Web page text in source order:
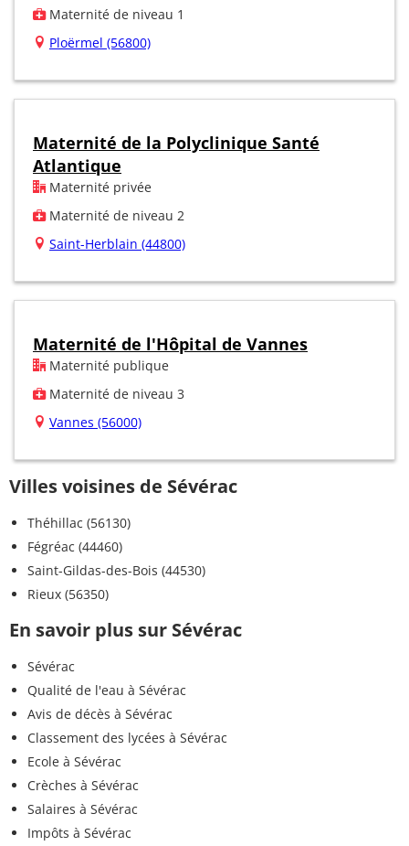
Maternité de niveau 1
Ploërmel (56800)
Maternité de la Polyclinique Santé
Atlantique
Maternité privée
Maternité de niveau 2
Saint-Herblain (44800)
Maternité de l'Hôpital de Vannes
Maternité publique
Maternité de niveau 3
Vannes (56000)
Villes voisines de Sévérac
Théhillac (56130)
Fégréac (44460)
Saint-Gildas-des-Bois (44530)
Rieux (56350)
En savoir plus sur Sévérac
Sévérac
Qualité de l'eau à Sévérac
Avis de décès à Sévérac
Classement des lycées à Sévérac
Ecole à Sévérac
Crèches à Sévérac
Salaires à Sévérac
Impôts à Sévérac